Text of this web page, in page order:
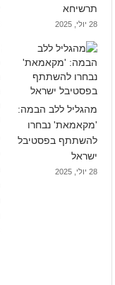
תרשיחא
28 יולי, 2025
מהגליל ללב הבמה:
'מקאמאת' נבחרו
להשתתף בפסטיבל
ישראל
28 יולי, 2025